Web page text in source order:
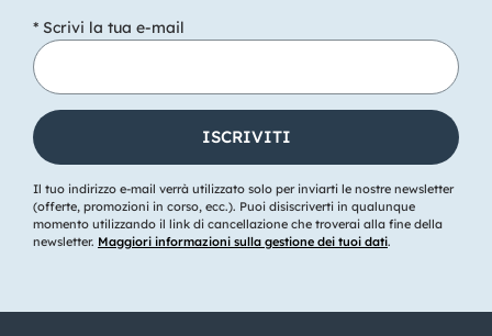
* Scrivi la tua e-mail
Il tuo indirizzo e-mail verrà utilizzato solo per inviarti le nostre newsletter
(offerte, promozioni in corso, ecc.). Puoi disiscriverti in qualunque
momento utilizzando il link di cancellazione che troverai alla fine della
newsletter. Maggiori informazioni sulla gestione dei tuoi dati.